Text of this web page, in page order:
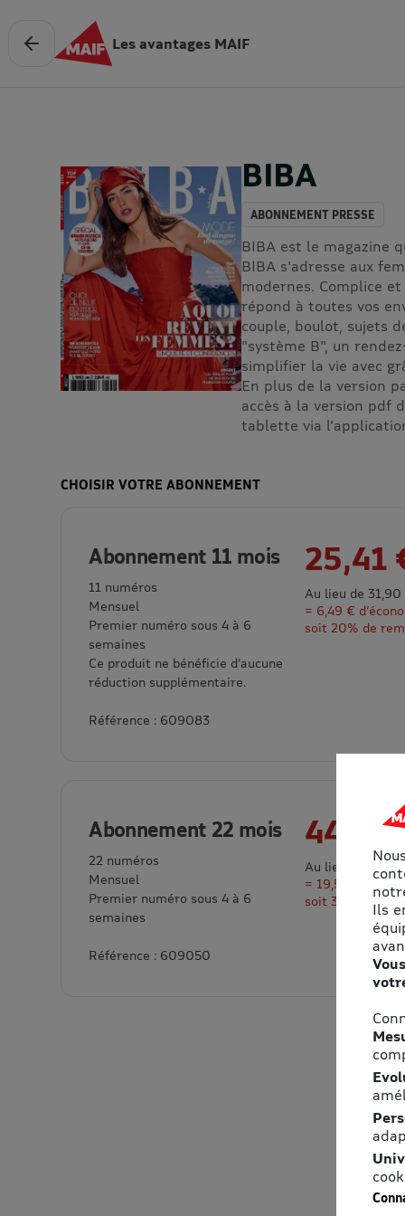
Les avantages MAIF
BIBA
ABONNEMENT PRESSE
BIBA est le magazine
BIBA s'adresse aux
modernes. Complice
répond à toutes vos
couple, boulot, sujets
"système B", un
simplifier la vie avec
En plus de la version
accès à la version pdf
tablette via
CHOISIR VOTRE ABONNEMENT
Abonnement 11 mois
11 numéros
Mensuel
Premier numéro sous 4 à 6
semaines
Ce produit ne bénéficie d’aucune
réduction supplémentaire.
Référence : 609083
25,41
Au lieu de 31,90
= 6,49 €
soit 20% de
Abonnement 22 mois
22 numéros
Mensuel
Premier numéro sous 4 à 6
semaines
Référence : 609050
44,25
Au lieu de
= 19,55 €
soit 31% deIls